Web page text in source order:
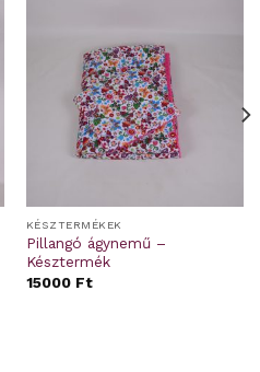
KÉSZTERMÉKEK
Pillangó ágynemű –
Késztermék
15000 Ft